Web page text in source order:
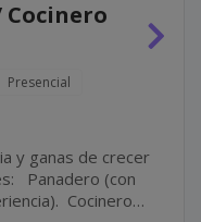
Presencial
y ganas de crecer